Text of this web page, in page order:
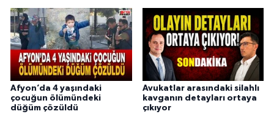
Afyon’da 4 yaşındaki
çocuğun ölümündeki
düğüm çözüldü
Avukatlar arasındaki silahlı
kavganın detayları ortaya
çıkıyor